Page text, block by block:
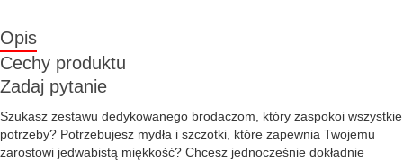
Opis
Cechy produktu
Zadaj pytanie
Szukasz zestawu dedykowanego brodaczom, który zaspokoi wszystkie
potrzeby? Potrzebujesz mydła i szczotki, które zapewnia Twojemu
zarostowi jedwabistą miękkość? Chcesz jednocześnie dokładnie